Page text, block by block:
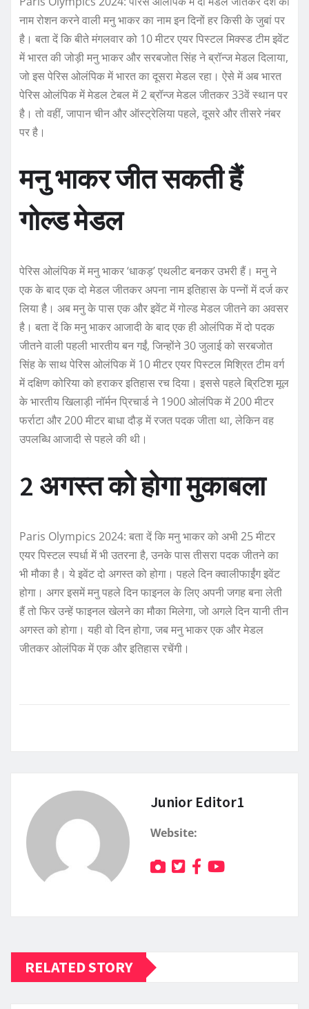
नाम रोशन करने वाली मनु भाकर का नाम इन दिनों हर किसी के जुबां पर
है। बता दें कि बीते मंगलवार को 10 मीटर एयर पिस्टल मिक्स्ड टीम इवेंट
में भारत की जोड़ी मनु भाकर और सरबजोत सिंह ने ब्रॉन्ज मेडल दिलाया,
जो इस पेर‍िस ओलंप‍िक में भारत का दूसरा मेडल रहा। ऐसे में अब भारत
पेर‍िस ओलंप‍िक में मेडल टेबल में 2 ब्रॉन्ज मेडल जीतकर 33वें स्थान पर
है। तो वहीं, जापान चीन और ऑस्ट्रेल‍िया पहले, दूसरे और तीसरे नंबर
पर है।
मनु भाकर जीत सकती हैं
गोल्ड मेडल
पेरिस ओलंप‍िक में मनु भाकर ‘धाकड़’ एथलीट बनकर उभरी हैं। मनु ने
एक के बाद एक दो मेडल जीतकर अपना नाम इत‍िहास के पन्नों में दर्ज कर
लिया है। अब मनु के पास एक और इवेंट में गोल्ड मेडल जीतने का अवसर
है। बता दें कि मनु भाकर आजादी के बाद एक ही ओलंपिक में दो पदक
जीतने वाली पहली भारतीय बन गईं, जिन्होंने 30 जुलाई को सरबजोत
सिंह के साथ पेरिस ओलंपिक में 10 मीटर एयर पिस्टल मिश्रित टीम वर्ग
में दक्षिण कोरिया को हराकर इतिहास रच दिया। इससे पहले ब्रिटिश मूल
के भारतीय खिलाड़ी नॉर्मन प्रिचार्ड ने 1900 ओलंपिक में 200 मीटर
फर्राटा और 200 मीटर बाधा दौड़ में रजत पदक जीता था, लेकिन वह
उपलब्धि आजादी से पहले की थी।
2 अगस्त को होगा मुकाबला
Paris Olympics 2024: बता दें कि मनु भाकर को अभी 25 मीटर
एयर पिस्टल स्पर्धा में भी उतरना है, उनके पास तीसरा पदक जीतने का
भी मौका है। ये इवेंट दो अगस्त को होगा। पहले दिन क्वालीफाईंग इवेंट
होगा। अगर इसमें मनु पहले दिन फाइनल के लिए अपनी जगह बना लेती
हैं तो फिर उन्हें फाइनल खेलने का मौका मिलेगा, जो अगले दिन यानी तीन
अगस्त को होगा। यही वो दिन होगा, जब मनु भाकर एक और मेडल
जीतकर ओलंपिक में एक और इतिहास रचेंगी।
Junior Editor1
Website:
RELATED STORY